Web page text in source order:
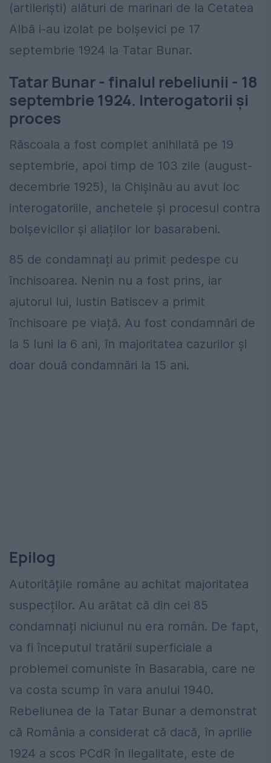
(artileriști) alături de marinari de la Cetatea
Albă i-au izolat pe bolșevici pe 17
septembrie 1924 la Tatar Bunar.
Tatar Bunar - finalul rebeliunii - 18
septembrie 1924. Interogatorii și
proces
Răscoala a fost complet anihilată pe 19
septembrie, apoi timp de 103 zile (august-
decembrie 1925), la Chișinău au avut loc
interogatoriile, anchetele și procesul contra
bolșevicilor și aliaților lor basarabeni.
85 de condamnați au primit pedespe cu
închisoarea. Nenin nu a fost prins, iar
ajutorul lui, Iustin Batiscev a primit
închisoare pe viață. Au fost condamnări de
la 5 luni la 6 ani, în majoritatea cazurilor și
doar două condamnări la 15 ani.
Epilog
Autoritățile române au achitat majoritatea
suspecților. Au arătat că din cei 85
condamnați niciunul nu era român. De fapt,
va fi începutul tratării superficiale a
problemei comuniste în Basarabia, care ne
va costa scump în vara anului 1940.
Rebeliunea de la Tatar Bunar a demonstrat
că România a considerat că dacă, în aprilie
1924 a scos PCdR în ilegalitate, este de